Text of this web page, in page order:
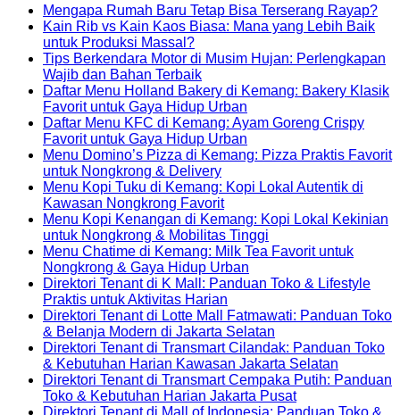
Mengapa Rumah Baru Tetap Bisa Terserang Rayap?No
Kain Rib vs Kain Kaos Biasa: Mana yang Lebih Baik
untuk Produksi Massal?No
Comments
on
Kain
Rib
vs
Kain
Kaos
Biasa:
Mana
yang
Lebih
Baik
untuk
Produksi
Massal?
Tips Berkendara Motor di Musim Hujan: Perlengkapan
Wajib dan Bahan TerbaikNo
Comments
on
Tips
Berkendara
Motor
di
Musim
Hujan:
Perlengkapan
Wajib
dan
Bahan
Terbaik
Daftar Menu Holland Bakery di Kemang: Bakery Klasik
Favorit untuk Gaya Hidup Urban
Comments
on
Daftar
Holland
di
Kemang:
Bakery
Klasik
Favorit
Gaya
Hidup
Urban
Daftar Menu KFC di Kemang: Ayam Goreng Crispy
Favorit untuk Gaya Hidup Urban
Comments
Daftar
KFC
di
Kemang:
Ayam
Goreng
Favorit
untuk
Gaya
Hidup
Urban
Menu Domino’s Pizza di Kemang: Pizza Praktis Favorit
untuk Nongkrong & DeliveryNo
Comments
on
Menu
Domino’s
Pizza
di
Kemang:
Pizza
Praktis
Favorit
untuk
Nongkrong
&
Delivery
Menu Kopi Tuku di Kemang: Kopi Lokal Autentik di
Kawasan Nongkrong FavoritNo
Comments
on
Menu
Kopi
Tuku
di
Kemang:
Kopi
Lokal
Autentik
di
Kawasan
Nongkrong
Menu Kopi Kenangan di Kemang: Kopi Lokal Kekinian
untuk Nongkrong & Mobilitas Tinggi
Comments
Menu
Kenangan
di
Kemang:
Kopi
Lokal
Kekinian
untuk
Menu Chatime di Kemang: Milk Tea Favorit untuk
Nongkrong & Gaya Hidup Urban
Comments
Menu
Chatime
di
Kemang:
Milk
Tea
Favorit
Direktori Tenant di K Mall: Panduan Toko & Lifestyle
Praktis untuk Aktivitas Harian
Comments
on
Direktori
Tenant
di
K
Mall:
Direktori Tenant di Lotte Mall Fatmawati: Panduan Toko
& Belanja Modern di Jakarta Selatan
Comments
on
Direktori
Tenant
di
Direktori Tenant di Transmart Cilandak: Panduan Toko
& Kebutuhan Harian Kawasan Jakarta Selatan
Direktori
Direktori Tenant di Transmart Cempaka Putih: Panduan
Toko & Kebutuhan Harian Jakarta PusatNo
Comments
Direktori Tenant di Mall of Indonesia: Panduan Toko &